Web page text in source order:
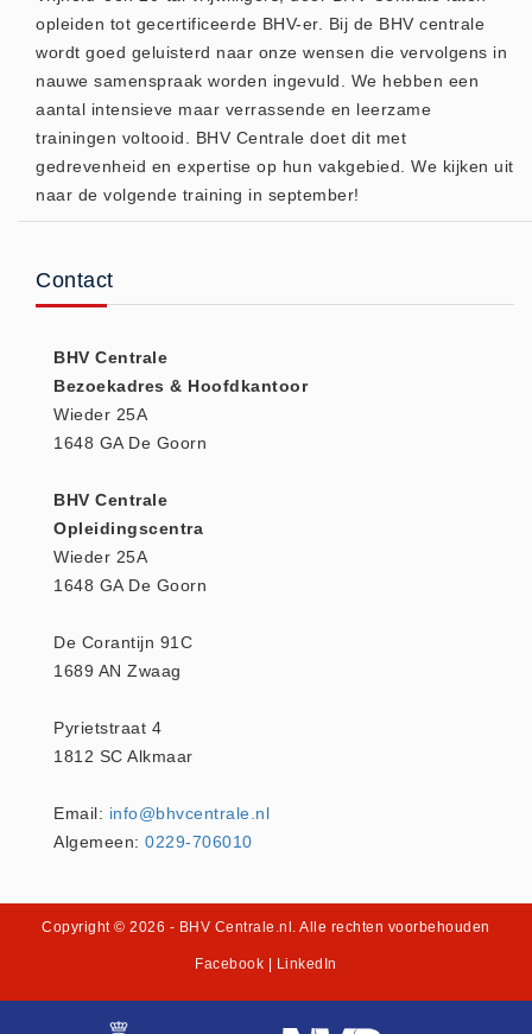
Fingerbobs (3)
Gaaskompres - Niet verklevend
Handschoenen (1)
Hevige bloedingen (2)
Overige - Instrumenten (8)
Snelverband (4)
Verbandmaterialen sets
Verbandtassen
Verbandtrommels
Verbandtrommels (9)
Vluchtladders
Woundstop Bleeding Control
stop de bloeding (5)
Zorgproducten algemeen
opleiden tot gecertificeerde BHV-er. Bij de BHV centrale
wordt goed geluisterd naar onze wensen die vervolgens in
nauwe samenspraak worden ingevuld. We hebben een
aantal intensieve maar verrassende en leerzame
trainingen voltooid. BHV Centrale doet dit met
gedrevenheid en expertise op hun vakgebied. We kijken uit
naar de volgende training in september!
Contact
BHV Centrale
Bezoekadres & Hoofdkantoor
Wieder 25A
1648 GA De Goorn
BHV Centrale
Opleidingscentra
Wieder 25A
1648 GA De Goorn
De Corantijn 91C
1689 AN Zwaag
Pyrietstraat 4
1812 SC Alkmaar
Email: info@bhvcentrale.nl
Algemeen: 0229-706010
Copyright © 2026 - BHV Centrale.nl . Alle rechten voorbehouden
Facebook LinkedIn